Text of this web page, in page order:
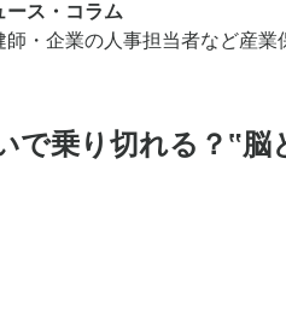
ース・コラム
師・企業の人事担当者など産
で乗り切れる？‟脳